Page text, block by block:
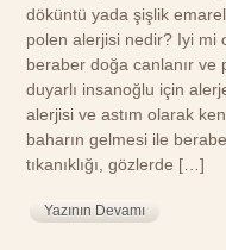
döküntü yada şişlik
polen alerjisi nedir? Iyi mi
beraber doğa canlanır ve
duyarlı insanoğlu için
alerjisi ve astım olarak
baharın gelmesi ile
tıkanıklığı, gözlerde […]
Yazının Devamı